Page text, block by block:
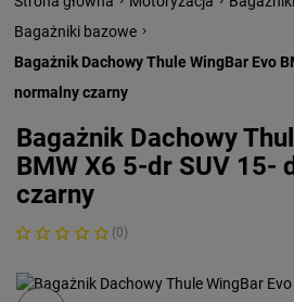
Bagażniki bazowe ›
Bagażnik Dachowy Thule WingBar Evo
normalny czarny
Bagażnik Dachowy
BMW X6 5-dr SUV 15-
czarny
(0)
Previous